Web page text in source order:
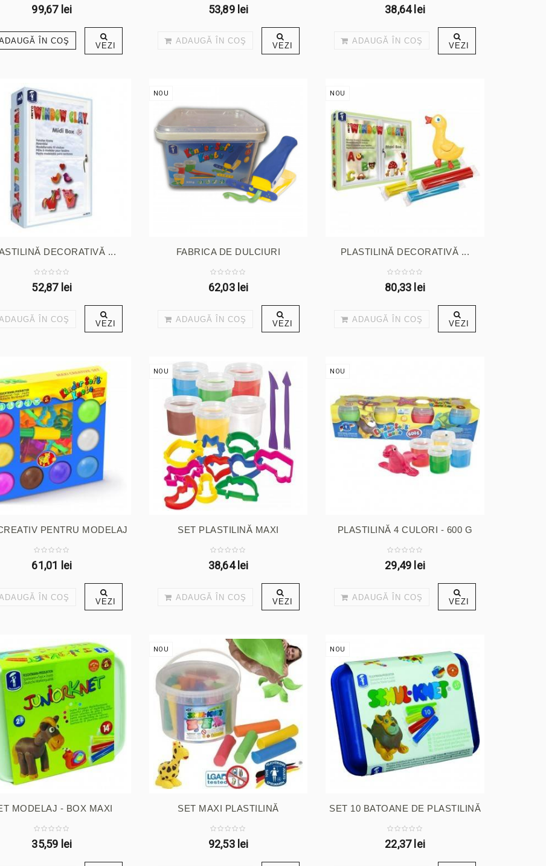
99,67 lei
ÎN COŞ VEZI
53,89 lei
ADAUGĂ ÎN COŞ VEZI
38,64 lei
ADAUGĂ ÎN COŞ VEZI
DECORATIVĂ ...
52,87 lei
ÎN COŞ VEZI
NOU
FABRICA DE DULCIURI
62,03 lei
ADAUGĂ ÎN COŞ VEZI
NOU
PLASTILINĂ DECORATIVĂ ...
80,33 lei
ADAUGĂ ÎN COŞ VEZI
PENTRU MODELAJ
61,01 lei
ÎN COŞ VEZI
NOU
SET PLASTILINĂ MAXI
38,64 lei
ADAUGĂ ÎN COŞ VEZI
NOU
PLASTILINĂ 4 CULORI - 600 G
29,49 lei
ADAUGĂ ÎN COŞ VEZI
MODELAJ - BOX MAXI
35,59 lei
NOU
SET MAXI PLASTILINĂ
92,53 lei
NOU
SET 10 BATOANE DE PLASTILINĂ
22,37 lei